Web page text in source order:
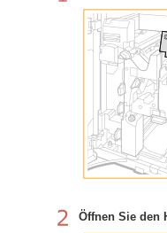
Öffnen Sie den